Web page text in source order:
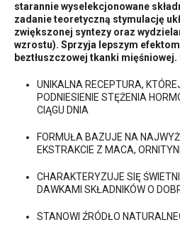
starannie wyselekcjonowane
zadanie teoretyczną stymulację
zwiększonej syntezy oraz
wzrostu). Sprzyja lepszym
beztłuszczowej tkanki
UNIKALNA RECEPTURA,
PODNIESIENIE STĘŻENIA
CIĄGU DNIA
FORMUŁA BAZUJE NA
EKSTRAKCIE Z MACA,
CHARAKTERYZUJE SIĘ
DAWKAMI SKŁADNIKÓW O
STANOWI ŹRÓDŁO